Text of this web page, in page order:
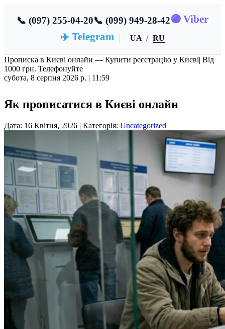
📞 (097) 255-04-20📞 (099) 949-28-42🟣 Viber
✈️ Telegram
UA / RU
Прописка в Києві онлайн — Купити реєстрацію у Києві| Від
1000 грн. Телефонуйте
субота, 8 серпня 2026 р. | 11:59
Як прописатися в Києві онлайн
Дата: 16 Квітня, 2026 | Категорія: Uncategorized